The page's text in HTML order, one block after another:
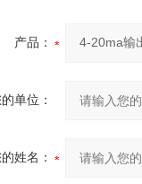
产品：
单位：
姓名：